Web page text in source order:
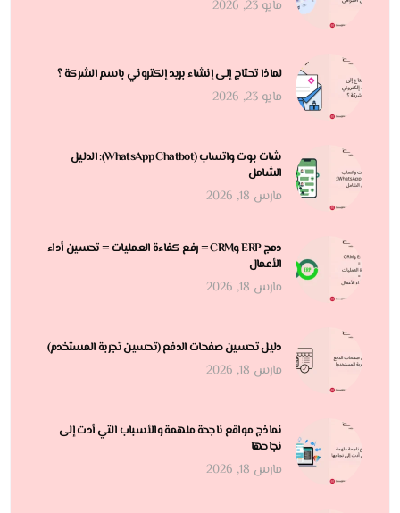
مايو 23, 2026
لماذا تحتاج إلى إنشاء بريد إلكتروني باسم الشركة ؟
مايو 23, 2026
شات بوت واتساب (WhatsApp Chatbot): الدليل
الشامل
مارس 18, 2026
دمج ERP وCRM = رفع كفاءة العمليات = تحسين أداء
الأعمال
مارس 18, 2026
دليل تحسين صفحات الدفع (تحسين تجربة المستخدم)
مارس 18, 2026
نماذج مواقع ناجحة ملهمة والأسباب التي أدت إلى
نجاحها
مارس 18, 2026